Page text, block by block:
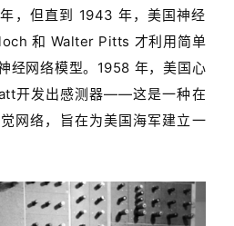
，但直到 1943 年，美国神经
和 Walter Pitts 才利用简单
经网络模型。1958 年，美国心
开发出感测器——这是一种在
网络，旨在为美国海军建立一